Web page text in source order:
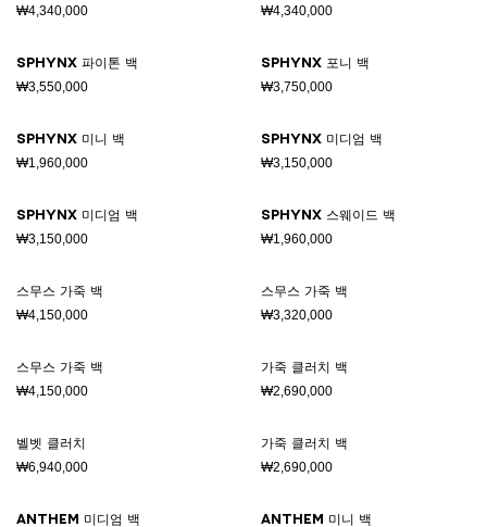
₩4,340,000 ₩4,340,000
SPHYNX 파이톤 백
₩3,550,000
SPHYNX 포니 백
₩3,750,000
SPHYNX 미니 백
₩1,960,000
SPHYNX 미디엄 백
₩3,150,000
SPHYNX 미디엄 백
₩3,150,000
SPHYNX 스웨이드 백
₩1,960,000
스무스 가죽 백
₩4,150,000
스무스 가죽 백
₩3,320,000
스무스 가죽 백
₩4,150,000
가죽 클러치 백
₩2,690,000
벨벳 클러치
₩6,940,000
가죽 클러치 백
₩2,690,000
ANTHEM 미디엄 백 ANTHEM 미니 백